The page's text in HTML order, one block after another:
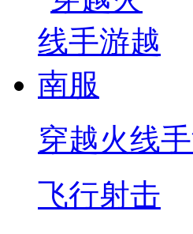
穿越火线
飞行射击